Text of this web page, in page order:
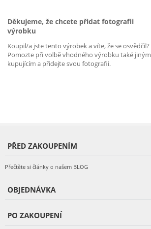
Děkujeme, že chcete přidat fotografii
výrobku
Koupil/a jste tento výrobek a víte, že se osvědčil?
Pomozte při volbě vhodného výrobku také jiným
kupujícím a přidejte svou fotografii.
PŘED ZAKOUPENÍM
Přečtěte si články o našem BLOG
OBJEDNÁVKA
PO ZAKOUPENÍ